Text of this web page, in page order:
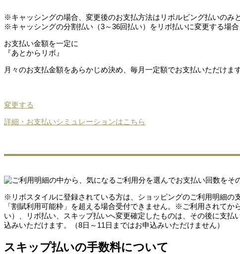
※キャッシングの場合、変更後のお支払方法はリボルビング払いのみ
※キャッシングの分割払い（3～36回払い）をリボ払いに変更する場
お支払い金額を一定に
『あとからリボ』
月々のお支払金額をあらかじめ決め、毎月一定額でお支払いただけます
変更する
詳細・お支払いシミュレーションはこちら
※リボスタイルに登録されている方は、ショッピングのご利用明細
「割賦利用可能枠」を超える場合受付できません。※ご利用されて
い）、リボ払い、スキップ払いへ変更確定したものは、その後に支
込みいただけます。（8日～11日まではお申込みいただけません）
スキップ払いの手数料について